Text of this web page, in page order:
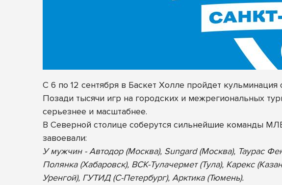
С 6 по 12 сентября в Баскет Холле пройдет
Позади тысячи игр на городских и межрегиональных
серьезнее и масштабнее.
В Северной столице соберутся сильнейшие команды
завоевали:
У мужчин - Автодор (Москва), Sungard (Москва), Таурас
Полянка (Хабаровск), ВСК-Тулачермет (Тула), Карекс
Уренгой), ГУТИД (С-Петербург), Арктика (Тюмень).